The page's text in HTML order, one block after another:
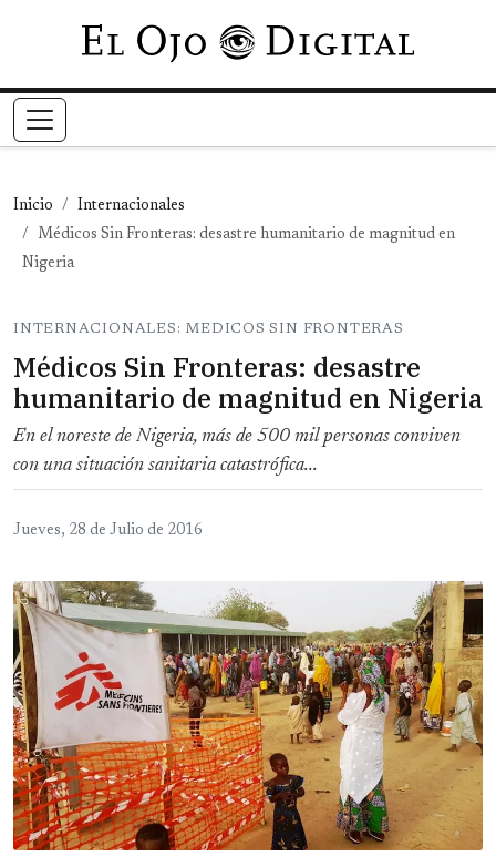
Pasar al contenido principal
Inicio
Internacionales
Médicos Sin Fronteras: desastre humanitario de magnitud en
Nigeria
INTERNACIONALES: MEDICOS SIN FRONTERAS
Médicos Sin Fronteras: desastre
humanitario de magnitud en Nigeria
En el noreste de Nigeria, más de 500 mil personas conviven
con una situación sanitaria catastrófica...
Jueves, 28 de Julio de 2016